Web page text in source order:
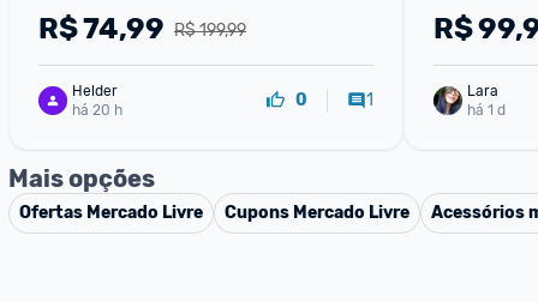
R$ 199,99
R$74,99
Helder
há 20 h
0 1
R$
Lara
há 1 d
Mais opções
Ofertas Mercado Livre Cupons Mercado Livre Acessórios